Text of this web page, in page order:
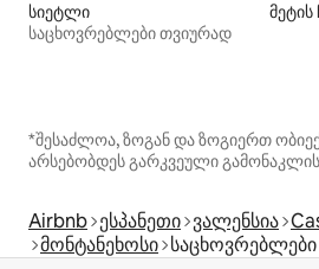
სიეტლი
საცხოვრებლები თვიურად
მეტის
*შესაძლოა, ზოგან და ზოგიერთ
არსებობდეს გარკვეული
Airbnb ესპანეთი ვალენსია
მონტანეხოსი